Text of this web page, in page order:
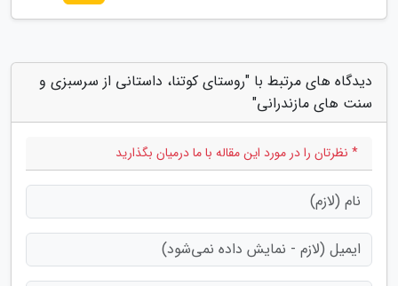
دیدگاه های مرتبط با "روستای کوتنا، داستانی از سرسبزی و
سنت های مازندرانی"
* نظرتان را در مورد این مقاله با ما درمیان بگذارید